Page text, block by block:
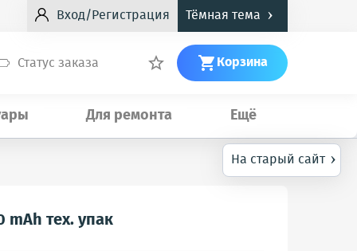
На старый сайт ›
Вход/Регистрация Тёмная тема ›
Статус заказа  Корзина
Для ремонта Ещё
mAh тех. упак